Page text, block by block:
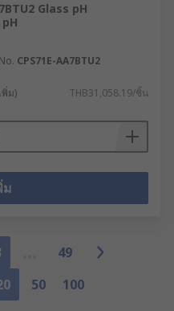
Glass pH
CPS71E-AA7BTU2
ม) THB31,058.19/ชิ้น
ม
49
50 100